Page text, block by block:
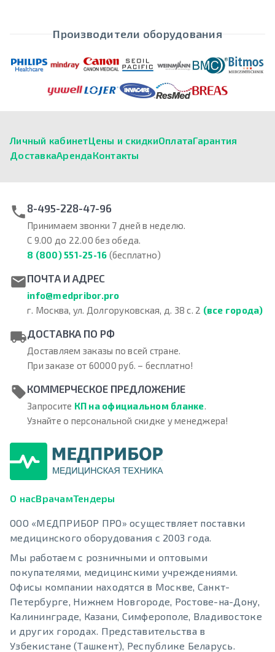
Производители оборудования
Личный кабинетЦены и скидкиОплатаГарантия
ДоставкаАрендаКонтакты
8-495-228-47-96
Принимаем звонки 7 дней в неделю.
С 9.00 до 22.00 без обеда.
8 (800) 551-25-16 (бесплатно)
ПОЧТА И АДРЕС
info@medpribor.pro
г. Москва, ул. Долгоруковская, д. 38 с. 2 (все города)
ДОСТАВКА ПО РФ
Доставляем заказы по всей стране.
При заказе от 60000 руб. – бесплатно!
КОММЕРЧЕСКОЕ ПРЕДЛОЖЕНИЕ
Запросите КП на официальном бланке.
Узнайте о персональной скидке у менеджера!
О насВрачамТендеры
ООО «МЕДПРИБОР ПРО» осуществляет поставки
медицинского оборудования с 2003 года.
Мы работаем с розничными и оптовыми
покупателями, медицинскими учреждениями.
Офисы компании находятся в Москве, Санкт-
Петербурге, Нижнем Новгороде, Ростове-на-Дону,
Калининграде, Казани, Симферополе, Владивостоке
и других городах. Представительства в
Узбекистане (Ташкент), Республике Беларусь.